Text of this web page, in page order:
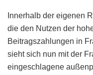
Innerhalb der eigenen
die den Nutzen der
Beitragszahlungen in
sieht sich nun mit der
eingeschlagene